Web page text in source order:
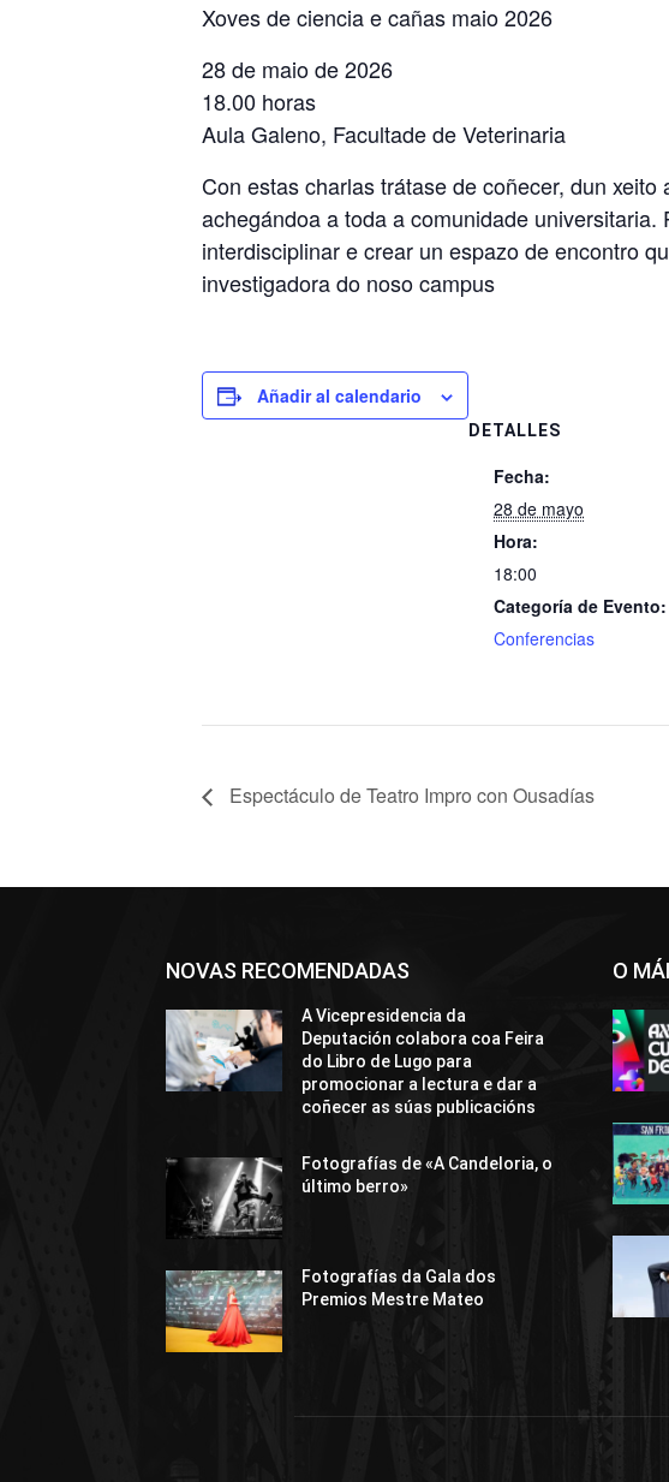
Xoves de ciencia e cañas maio 2026
28 de maio de 2026
18.00 horas
Aula Galeno, Facultade de Veterinaria
Con estas charlas trátase de coñecer, dun
achegándoa a toda a comunidade
interdisciplinar e crear un espazo de encontro
investigadora do noso campus
Añadir al calendario
DETALLES
Fecha:
28 de mayo
Hora:
18:00
Categoría de Evento:
Conferencias
Espectáculo de Teatro Impro con Ousadías
NOVAS RECOMENDADAS
A Vicepresidencia da
Deputación colabora coa Feira
do Libro de Lugo para
promocionar a lectura e dar a
coñecer as súas publicacións
Fotografías de «A Candeloria, o
último berro»
Fotografías da Gala dos
Premios Mestre Mateo
O